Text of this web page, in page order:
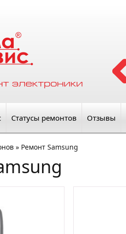
Статусы ремонтов Отзывы
» Ремонт Samsung